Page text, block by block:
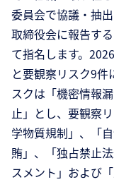
委員会で協議・抽
取締役会に報告す
て指名します。
と要観察リスク9
スクは「機密情報
止」とし、要観察
学物質規制」、「
賄」、「独占禁⽌
スメント」および